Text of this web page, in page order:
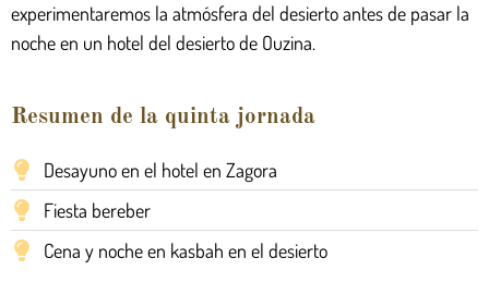
experimentaremos la atmósfera del desierto antes de pasar la
noche en un hotel del desierto de Ouzina.
Resumen de la quinta jornada
Desayuno en el hotel en Zagora
Fiesta bereber
Cena y noche en kasbah en el desierto